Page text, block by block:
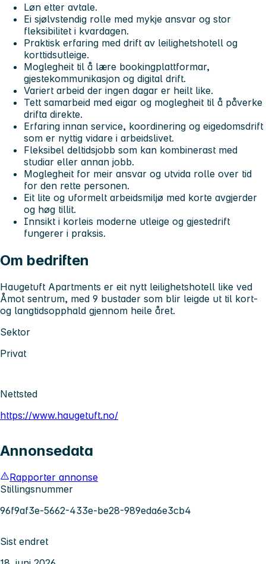
Løn etter avtale.
Ei sjølvstendig rolle med mykje ansvar og stor
fleksibilitet i kvardagen.
Praktisk erfaring med drift av leilighetshotell og
korttidsutleige.
Moglegheit til å lære bookingplattformar,
gjestekommunikasjon og digital drift.
Variert arbeid der ingen dagar er heilt like.
Tett samarbeid med eigar og moglegheit til å påverke
drifta direkte.
Erfaring innan service, koordinering og eigedomsdrift
som er nyttig vidare i arbeidslivet.
Fleksibel deltidsjobb som kan kombinerast med
studiar eller annan jobb.
Moglegheit for meir ansvar og utvida rolle over tid
for den rette personen.
Eit lite og uformelt arbeidsmiljø med korte avgjerder
og høg tillit.
Innsikt i korleis moderne utleige og gjestedrift
fungerer i praksis.
Om bedriften
Haugetuft Apartments er eit nytt leilighetshotell like ved
Åmot sentrum, med 9 bustader som blir leigde ut til kort-
og langtidsopphald gjennom heile året.
Sektor
Privat
Nettsted
https://www.haugetuft.no/
Annonsedata
Rapporter annonse
Stillingsnummer
96f9af3e-5662-433e-be28-989eda6e3cb4
Sist endret